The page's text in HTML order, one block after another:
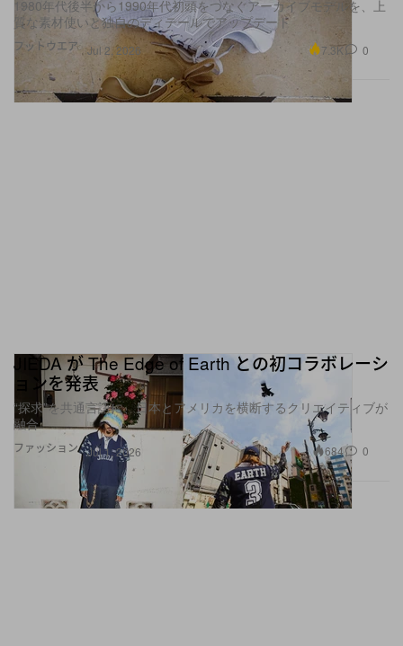
フットウエア
1980年代後半から1990年代初頭をつなぐアーカイブモデルを、上
質な素材使いと独自のディテールでアップデート
Jul 2, 2026 7.3K 0
ファッション
JIEDA が The Edge of Earth との初コラボレーシ
ョンを発表
“探求”を共通言語に、日本とアメリカを横断するクリエイティブが
融合
Jul 1, 2026 684 0